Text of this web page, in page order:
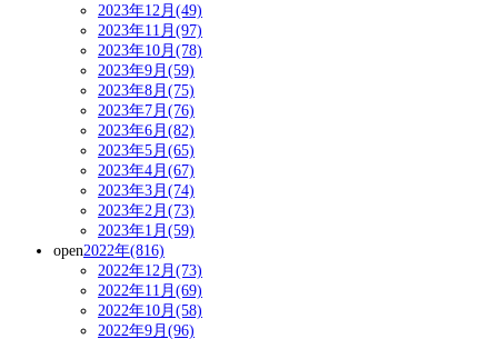
2023年12月(49)
2023年11月(97)
2023年10月(78)
2023年9月(59)
2023年8月(75)
2023年7月(76)
2023年6月(82)
2023年5月(65)
2023年4月(67)
2023年3月(74)
2023年2月(73)
2023年1月(59)
open2022年(816)
2022年12月(73)
2022年11月(69)
2022年10月(58)
2022年9月(96)